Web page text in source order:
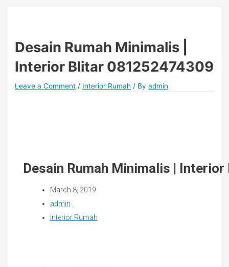
Desain Rumah Minimalis |
Interior Blitar 081252474309
Leave a Comment / Interior Rumah / Byadmin
Desain Rumah Minimalis |
March 8, 2019
admin
Interior Rumah